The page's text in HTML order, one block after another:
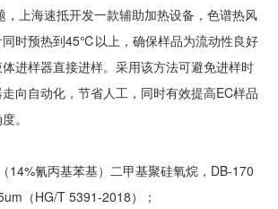
海速抵开发一款辅助加热设备，色谱热风
同时预热到45℃以上，确保样品为流动性良好
进样器直接进样。采用该方法可避免进样时
向自动化，节省人工，同时有效提高EC样品
。
（14%氰丙基苯基）二甲基聚硅氧烷，DB-170
（HG/T 5391-2018）；